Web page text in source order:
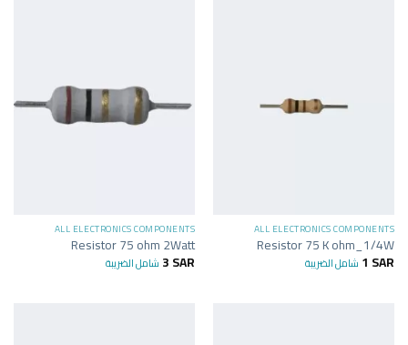
ALL ELECTRONICS COMPONENTS
Resistor 75 K ohm_1/4W
1 SAR شامل الضريبة
ALL ELECTRONICS COMPONENTS
Resistor 75 ohm 2Watt
3SAR شامل الضريبة